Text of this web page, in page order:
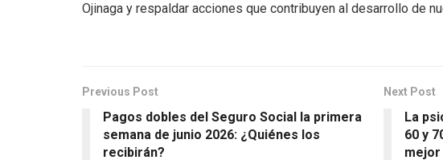
Ojinaga y respaldar acciones que contribuyen al desarrollo de
Previous Post
Pagos dobles del Seguro Social la primera
semana de junio 2026: ¿Quiénes los
recibirán?
Next Post
La
60 y
mejor